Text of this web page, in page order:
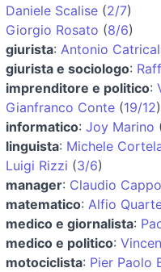
Daniele Scalise (2/7)
Giorgio Rosato (8/6)
giurista: Antonio
giurista e sociologo:
imprenditore e politico:
Gianfranco Conte (19/12)
informatico: Joy Marino
linguista: Michele
Luigi Rizzi (3/6)
manager: Claudio
matematico: Alfio
medico e giornalista:
medico e politico:
motociclista: Pier Paolo